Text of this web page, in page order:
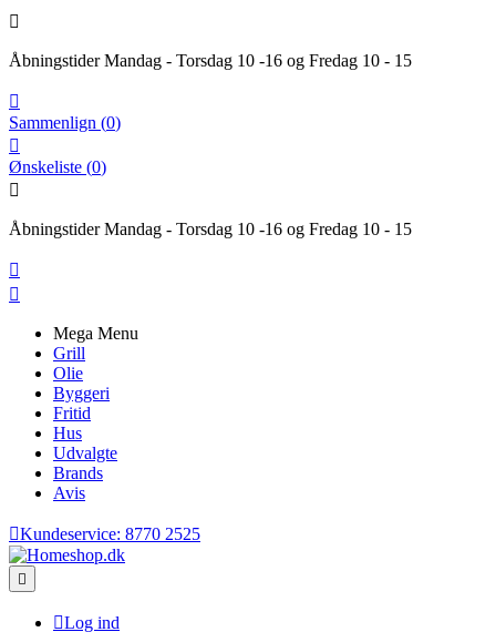

Åbningstider Mandag - Torsdag 10 -16 og Fredag 10 - 15

Sammenlign (0)

Ønskeliste (0)

Åbningstider Mandag - Torsdag 10 -16 og Fredag 10 - 15


Mega Menu
Grill
Olie
Byggeri
Fritid
Hus
Udvalgte
Brands
Avis
Kundeservice: 8770 2525

Log ind